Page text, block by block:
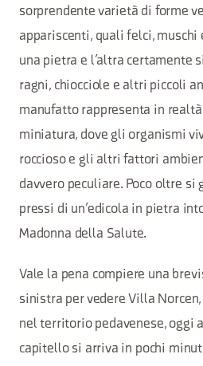
sorprendente varietà di forme
appariscenti, quali felci, muschi
una pietra e l’altra certamente
ragni, chiocciole e altri piccoli
manufatto rappresenta in
miniatura, dove gli organismi
roccioso e gli altri fattori
davvero peculiare. Poco oltre si
pressi di un’edicola in pietra
Madonna della Salute.
Vale la pena compiere una
sinistra per vedere Villa
nel territorio pedavenese, oggi
capitello si arriva in pochi